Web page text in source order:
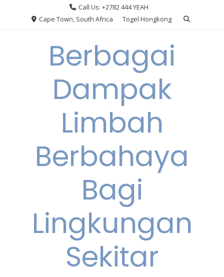
Call Us: +2782 444 YEAH
Cape Town, South Africa
Togel Hongkong
Berbagai
Dampak
Limbah
Berbahaya
Bagi
Lingkungan
Sekitar